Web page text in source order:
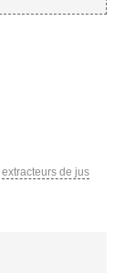
extracteurs de jus